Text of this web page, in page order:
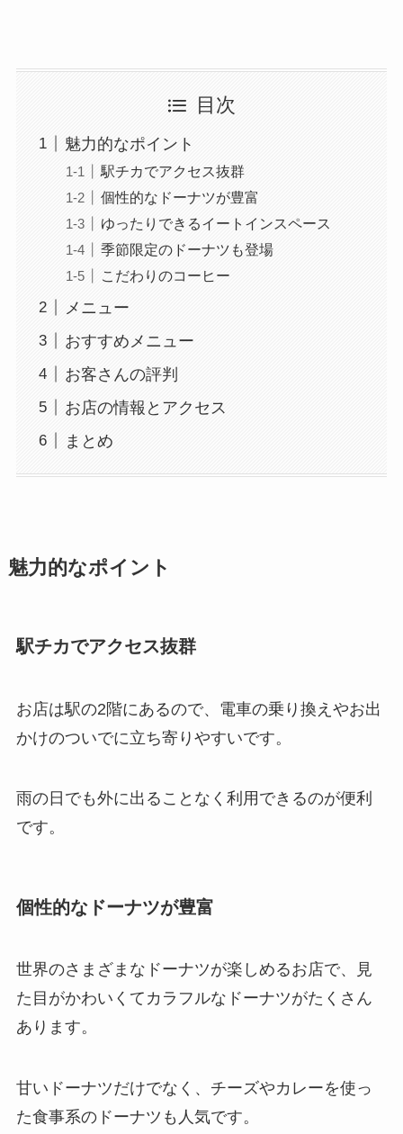
目次
魅力的なポイント
駅チカでアクセス抜群
個性的なドーナツが豊富
ゆったりできるイートインスペース
季節限定のドーナツも登場
こだわりのコーヒー
メニュー
おすすめメニュー
お客さんの評判
お店の情報とアクセス
まとめ
魅力的なポイント
駅チカでアクセス抜群
お店は駅の2階にあるので、電車の乗り換えやお出
かけのついでに立ち寄りやすいです。
雨の日でも外に出ることなく利用できるのが便利
です。
個性的なドーナツが豊富
世界のさまざまなドーナツが楽しめるお店で、見
た目がかわいくてカラフルなドーナツがたくさん
あります。
甘いドーナツだけでなく、チーズやカレーを使っ
た食事系のドーナツも人気です。